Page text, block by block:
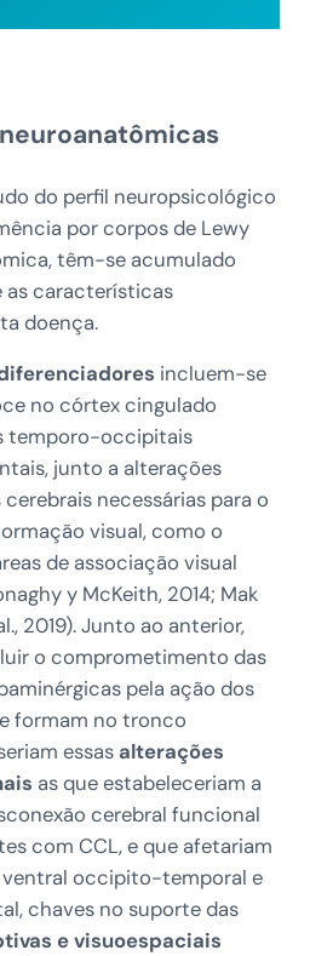
do perfil neuropsicológico
por corpos de Lewy
têm-se acumulado
características
doença.
incluem-se
no córtex cingulado
temporo-occipitais
junto a alterações
necessárias para o
visual, como o
de associação visual
y McKeith, 2014; Mak
2019). Junto ao anterior,
o comprometimento das
pela ação dos
formam no tronco
essas alterações
as que estabeleceriam a
cerebral funcional
com CCL, e que afetariam
ventral occipito-temporal e
chaves no suporte das
e visuoespaciais